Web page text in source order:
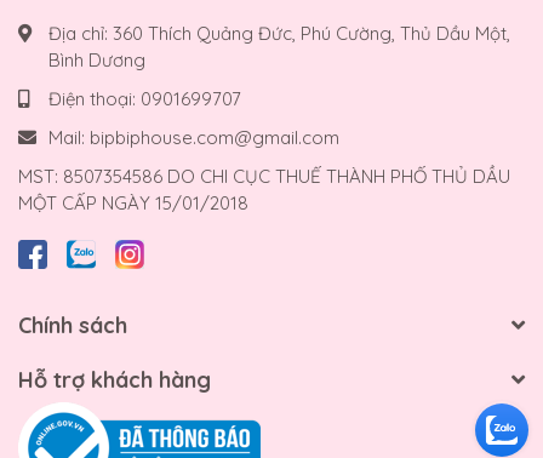
Địa chỉ: 360 Thích Quảng Đức, Phú Cường, Thủ Dầu Một,
Bình Dương
Điện thoại: 0901699707
Mail: bipbiphouse.com@gmail.com
MST: 8507354586 DO CHI CỤC THUẾ THÀNH PHỐ THỦ DẦU
MỘT CẤP NGÀY 15/01/2018
Chính sách
Hỗ trợ khách hàng